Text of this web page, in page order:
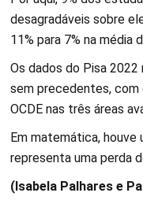
desagradáveis sobre
11% para 7% na média
Os dados do Pisa
sem precedentes, com
OCDE nas três áreas
Em matemática,
representa uma perda
(Isabela Palhares e